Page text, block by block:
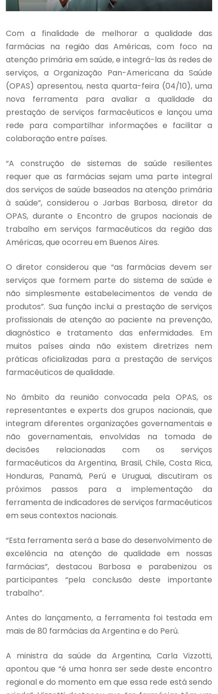
Com a finalidade de melhorar a qualidade das
farmácias na região das Américas, com foco na
atenção primária em saúde, e integrá-las às redes de
serviços, a Organização Pan-Americana da Saúde
(OPAS) apresentou, nesta quarta-feira (04/10), uma
nova ferramenta para avaliar a qualidade da
prestação de serviços farmacêuticos e lançou uma
rede para compartilhar informações e facilitar a
colaboração entre países.
“A construção de sistemas de saúde resilientes
requer que as farmácias sejam uma parte integral
dos serviços de saúde baseados na atenção primária
à saúde”, considerou o Jarbas Barbosa, diretor da
OPAS, durante o Encontro de grupos nacionais de
trabalho em serviços farmacêuticos da região das
Américas, que ocorreu em Buenos Aires.
O diretor considerou que “as farmácias devem ser
serviços que formem parte do sistema de saúde e
não simplesmente estabelecimentos de venda de
produtos”. Sua função inclui a prestação de serviços
profissionais de atenção ao paciente na prevenção,
diagnóstico e tratamento das enfermidades. Em
muitos países ainda não existem diretrizes nem
práticas oficializadas para a prestação de serviços
farmacêuticos de qualidade.
No âmbito da reunião convocada pela OPAS, os
representantes e experts dos grupos nacionais, que
integram diferentes organizações governamentais e
não governamentais, envolvidas na tomada de
decisões relacionadas com os serviços
farmacêuticos da Argentina, Brasil, Chile, Costa Rica,
Honduras, Panamá, Perú e Uruguai, discutiram os
próximos passos para a implementação da
ferramenta de indicadores de serviços farmacêuticos
em seus contextos nacionais.
“Esta ferramenta será a base do desenvolvimento de
excelência na atenção de qualidade em nossas
farmácias”, destacou Barbosa e parabenizou os
participantes “pela conclusão deste importante
trabalho”.
Antes do lançamento, a ferramenta foi testada em
mais de 80 farmácias da Argentina e do Perú.
A ministra da saúde da Argentina, Carla Vizzotti,
apontou que “é uma honra ser sede deste encontro
regional e do momento em que essa rede está sendo